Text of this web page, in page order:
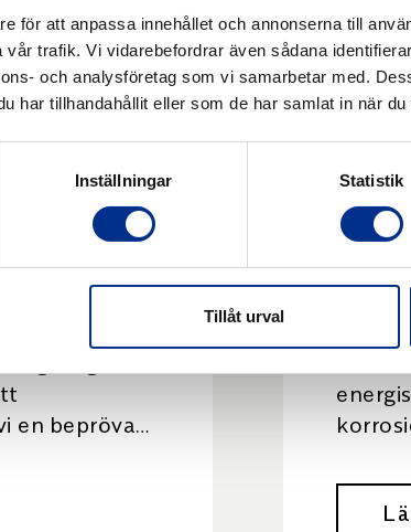
för att anpassa innehållet och annonserna till
trafik. Vi vidarebefordrar även sådana
och analysföretag som vi samarbetar med.
har tillhandahållit eller som de har samlat in när
Inställningar Statistik
Tillåt urval
en beprövad
är